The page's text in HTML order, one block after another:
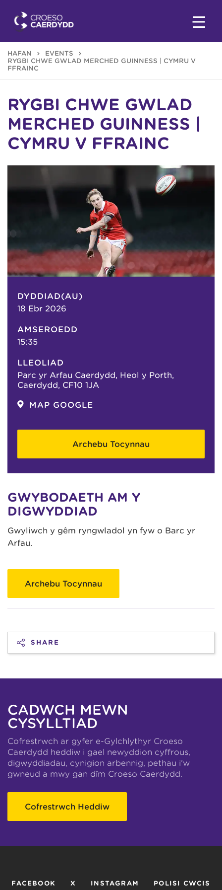
HAFAN
EVENTS
RYGBI CHWE GWLAD MERCHED GUINNESS | CYMRU V
FFRAINC
RYGBI CHWE GWLAD
MERCHED GUINNESS |
CYMRU V FFRAINC
DYDDIAD(AU)
18 Ebr 2026
AMSEROEDD
15:35
LLEOLIAD
Parc yr Arfau Caerdydd, Heol y Porth,
Caerdydd, CF10 1JA
MAP GOOGLE
Archebu Tocynnau
GWYBODAETH AM Y
DIGWYDDIAD
Gwyliwch y gêm ryngwladol yn fyw o Barc yr
Arfau.
Archebu Tocynnau
SHARE
CADWCH MEWN
CYSYLLTIAD
Cofrestrwch ar gyfer e-Gylchlythyr Croeso
Caerdydd heddiw i gael newyddion cyffrous,
digwyddiadau, cynigion arbennig, pethau i’w
gwneud a mwy gan dîm Croeso Caerdydd.
Cofrestrwch Heddiw
FACEBOOK X INSTAGRAM POLISI CWCIS